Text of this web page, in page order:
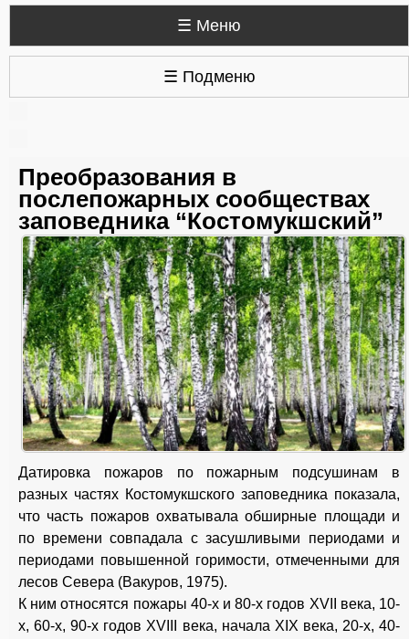
☰ Меню
☰ Подменю
Преобразования в
послепожарных сообществах
заповедника “Костомукшский”
Датировка пожаров по пожарным подсушинам в
разных частях Костомукшского заповедника показала,
что часть пожаров охватывала обширные площади и
по времени совпадала с засушливыми периодами и
периодами повышенной горимости, отмеченными для
лесов Севера (Вакуров, 1975).
К ним относятся пожары 40-х и 80-х годов XVII века, 10-
х, 60-х, 90-х годов XVIII века, начала XIX века, 20-х, 40-